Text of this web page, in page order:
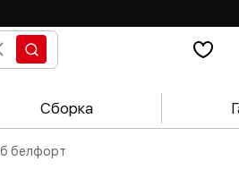
Сборка
белфорт